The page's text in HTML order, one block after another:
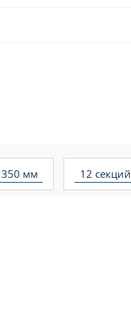
350 мм 12 секций